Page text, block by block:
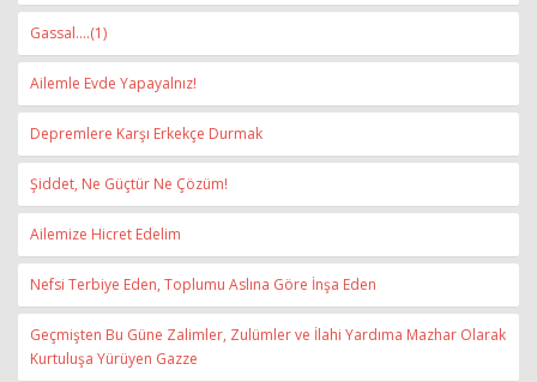
Gassal….(1)
Ailemle Evde Yapayalnız!
Depremlere Karşı Erkekçe Durmak
Şiddet, Ne Güçtür Ne Çözüm!
Ailemize Hicret Edelim
Nefsi Terbiye Eden, Toplumu Aslına Göre İnşa Eden
Geçmişten Bu Güne Zalimler, Zulümler ve İlahi Yardıma Mazhar Olarak
Kurtuluşa Yürüyen Gazze